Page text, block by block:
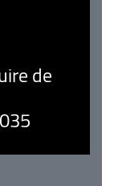
de